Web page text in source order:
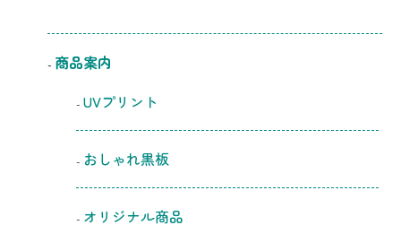
商品案内
UVプリント
おしゃれ黒板
オリジナル商品